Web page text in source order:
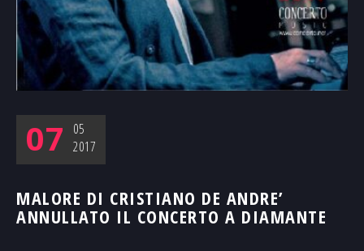
07
05
2017
MALORE DI CRISTIANO DE ANDRE’
ANNULLATO IL CONCERTO A DIAMANTE